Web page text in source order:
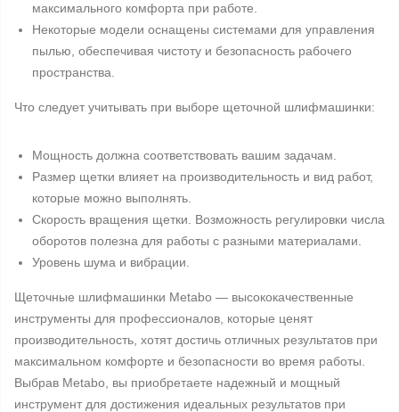
максимального комфорта при работе.
Некоторые модели оснащены системами для управления
пылью, обеспечивая чистоту и безопасность рабочего
пространства.
Что следует учитывать при выборе щеточной шлифмашинки:
Мощность должна соответствовать вашим задачам.
Размер щетки влияет на производительность и вид работ,
которые можно выполнять.
Скорость вращения щетки. Возможность регулировки числа
оборотов полезна для работы с разными материалами.
Уровень шума и вибрации.
Щеточные шлифмашинки Metabo — высококачественные
инструменты для профессионалов, которые ценят
производительность, хотят достичь отличных результатов при
максимальном комфорте и безопасности во время работы.
Выбрав Metabo, вы приобретаете надежный и мощный
инструмент для достижения идеальных результатов при